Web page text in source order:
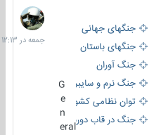
جنگهای جهانی
جنگهای باستان
جنگ آوران
جنگ نرم و سایبری
توان نظامی کشورها
جنگ در قاب دوربین
eral
جمعه
در
12:13